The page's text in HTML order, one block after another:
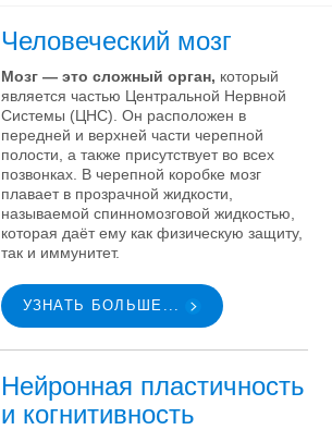
Человеческий мозг
Мозг — это сложный орган, который
является частью Центральной Нервной
Системы (ЦНС). Он расположен в
передней и верхней части черепной
полости, а также присутствует во всех
позвонках. В черепной коробке мозг
плавает в прозрачной жидкости,
называемой спинномозговой жидкостью,
которая даёт ему как физическую защиту,
так и иммунитет.
УЗНАТЬ БОЛЬШЕ...
Нейронная пластичность
и когнитивность